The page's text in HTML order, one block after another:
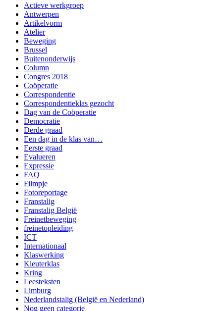
Actieve werkgroep
Antwerpen
Artikelvorm
Atelier
Beweging
Brussel
Buitenonderwijs
Column
Congres 2018
Coöperatie
Correspondentie
Correspondentieklas gezocht
Dag van de Coöperatie
Democratie
Derde graad
Een dag in de klas van…
Eerste graad
Evalueren
Expressie
FAQ
Filmpje
Fotoreportage
Franstalig
Franstalig België
Freinetbeweging
freinetopleiding
ICT
Internationaal
Klaswerking
Kleuterklas
Kring
Leesteksten
Limburg
Nederlandstalig (België en Nederland)
Nog geen categorie